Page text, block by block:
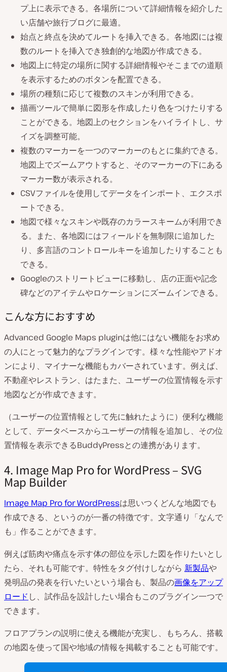
プ上に表示できる。各場所について詳細情報を紹介した
い店舗や旅行ブログに最適。
始点と終点を決めてルートを挿入できる。各地図には複
数のルートを挿入でき独創的な地図が作成できる。
地図上に特定の場所に関する詳細情報やそこまでの道順
を表示するためのボタンを配置できる。
場所の種類に応じて複数のスキンが利用できる。
描画ツールで簡単に図形を作成したり色をつけたりする
ことができる。地図上のセクションをハイライトし、サ
イズを調整可能。
複数のマーカーを一つのマーカーのもとに集約できる。
地図上でズームアウトすると、そのマーカーの下にある
マーカー数が表示される。
CSVファイルを使用してデータをインポート、エクスポ
ートできる。
地図で様々なスキンや既存のカラースキームが利用でき
る。また、各地図にはフィールドを無制限に追加した
り、多言語のコントロールキーを追加したりすることも
できる。
Googleのストリートビューに移動し、店の正面や記念
碑などのアイテムやロケーションにズームインできる。
こんな方におすすめ
Advanced Google Maps pluginは他にはない機能をお求め
の人にとって魅力的なプラグインです。様々な性能やアドオ
ンにより、マイナーな機能もカバーされています。例えば、
不動産やレストラン、はたまた、ユーザーの位置情報を示す
地図などが作成できます。
（ユーザーの位置情報として先に触れたように）便利な機能
として、データベースからユーザーの情報を追加し、その位
置情報を表示できるBuddyPressとの連携があります。
4. Image Map Pro for WordPress – SVG
Map Builder
Image Map Pro for WordPressは思いつくどんな地図でも
作成できる、というのが一番の特徴です。文字通り「なんで
も」作ることができます。
例えば筋肉や痛点を示す体の部位を示した図を作りたいとし
たら、それも可能です。特性をタグ付けしながら 新製品や
発明品の発表を行いたいという場合も、製品の画像をアップ
ロード し、試作品を設計したい場合もこのプラグイン一つで
できます。
フロアプランの説明に使える機能が充実し、もちろん、搭載
の地図を使って国や地域の情報を掲載することも可能です。